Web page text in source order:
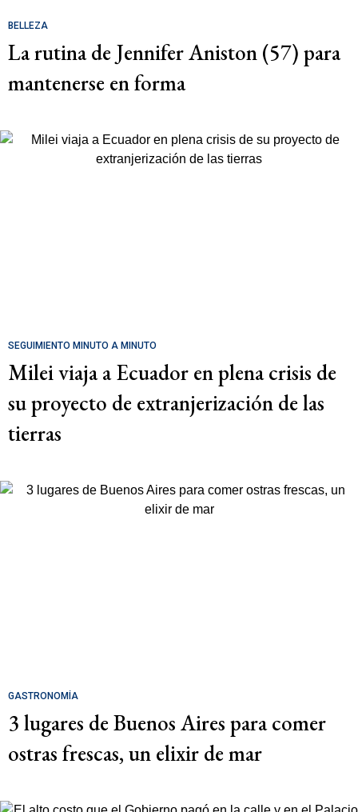
BELLEZA
La rutina de Jennifer Aniston (57) para
mantenerse en forma
SEGUIMIENTO MINUTO A MINUTO
Milei viaja a Ecuador en plena crisis de
su proyecto de extranjerización de las
tierras
GASTRONOMÍA
3 lugares de Buenos Aires para comer
ostras frescas, un elixir de mar